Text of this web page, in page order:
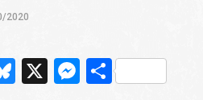
2020
Bluesky
X